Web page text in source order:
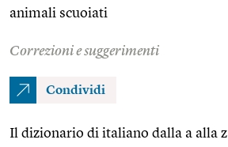
animali scuoiati
Correzioni e suggerimenti
Condividi
Il dizionario di italiano dalla a alla z